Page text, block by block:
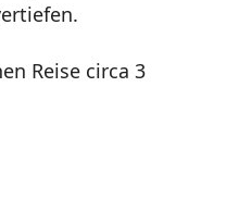
Reise circa 3